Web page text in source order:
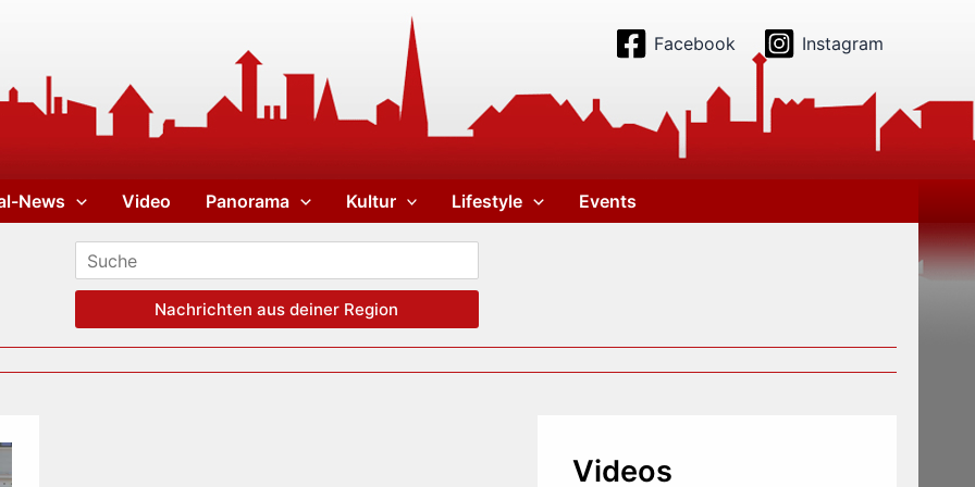
Facebook Instagram
News Video Panorama Kultur Lifestyle Events
Nachrichten aus deiner Region
Videos